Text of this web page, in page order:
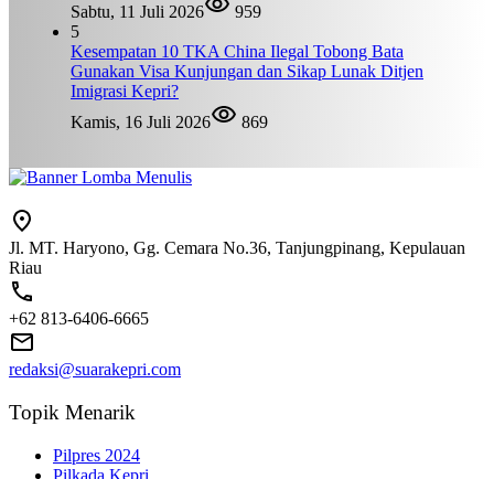
Sabtu, 11 Juli 2026
959
5
Kesempatan 10 TKA China Ilegal Tobong Bata
Gunakan Visa Kunjungan dan Sikap Lunak Ditjen
Imigrasi Kepri?
Kamis, 16 Juli 2026
869
Jl. MT. Haryono, Gg. Cemara No.36, Tanjungpinang, Kepulauan
Riau
+62 813-6406-6665
redaksi@suarakepri.com
Topik Menarik
Pilpres 2024
Pilkada Kepri